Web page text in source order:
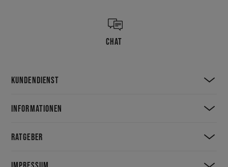
CHAT
KUNDENDIENST
INFORMATIONEN
RATGEBER